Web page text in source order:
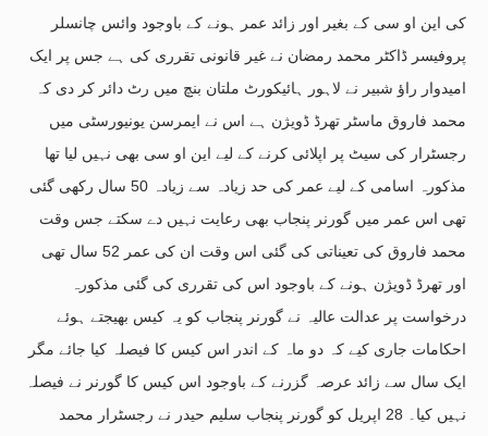
کی این او سی کے بغیر اور زائد عمر ہونے کے باوجود وائس چانسلر
پروفیسر ڈاکٹر محمد رمضان نے غیر قانونی تقرری کی ہے جس پر ایک
امیدوار راؤ شبیر نے لاہور ہائیکورٹ ملتان بنچ میں رٹ دائر کر دی کہ
محمد فاروق ماسٹر تھرڈ ڈویژن ہے اس نے ایمرسن یونیورسٹی میں
رجسٹرار کی سیٹ پر اپلائی کرنے کے لیے این او سی بھی نہیں لیا تھا
مذکورہ اسامی کے لیے عمر کی حد زیادہ سے زیادہ 50 سال رکھی گئی
تھی اس عمر میں گورنر پنجاب بھی رعایت نہیں دے سکتے جس وقت
محمد فاروق کی تعیناتی کی گئی اس وقت ان کی عمر 52 سال تھی
اور تھرڈ ڈویژن ہونے کے باوجود اس کی تقرری کی گئی مذکورہ
درخواست پر عدالت عالیہ نے گورنر پنجاب کو یہ کیس بھیجتے ہوئے
احکامات جاری کیے کہ دو ماہ کے اندر اس کیس کا فیصلہ کیا جائے مگر
ایک سال سے زائد عرصہ گزرنے کے باوجود اس کیس کا گورنر نے فیصلہ
نہیں کیا۔ 28 اپریل کو گورنر پنجاب سلیم حیدر نے رجسٹرار محمد